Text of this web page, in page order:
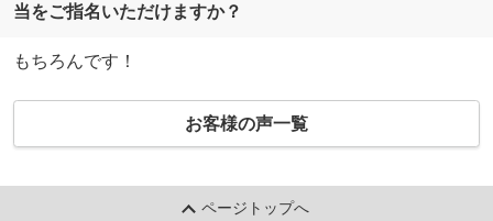
当をご指名いただけますか？
もちろんです！
お客様の声一覧
ページトップへ